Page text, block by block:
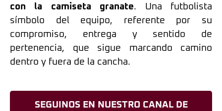
con la camiseta granate. Una futbolista
símbolo del equipo, referente por su
compromiso, entrega y sentido de
pertenencia, que sigue marcando camino
dentro y fuera de la cancha.
SEGUINOS EN NUESTRO CANAL DE